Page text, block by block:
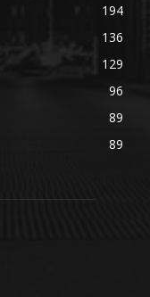
194
136
129
96
89
89